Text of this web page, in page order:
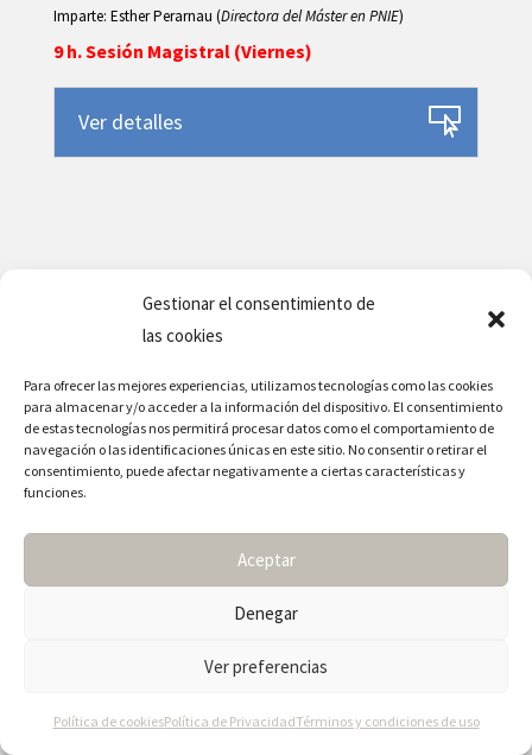
Gestionar el consentimiento de
las cookies
Para ofrecer las mejores experiencias, utilizamos tecnologías como las cookies
para almacenar y/o acceder a la información del dispositivo. El consentimiento
de estas tecnologías nos permitirá procesar datos como el comportamiento de
navegación o las identificaciones únicas en este sitio. No consentir o retirar el
consentimiento, puede afectar negativamente a ciertas características y
funciones.
Aceptar
Denegar
Ver preferencias
Política de cookiesPolítica de PrivacidadTérminos y condiciones de uso
Imparte: Esther Perarnau (Directora del Máster en PNIE)
9 h. Sesión Magistral (Viernes)
Ver detalles
PRESENCIAL (1ª Sesión / Módulo 1)
Base del proceso Salud enfermedad